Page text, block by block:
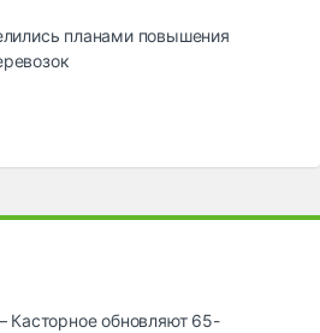
планами повышения
Касторное обновляют 65-